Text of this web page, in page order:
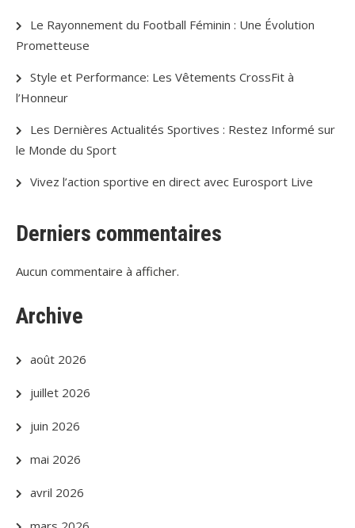
Le Rayonnement du Football Féminin : Une Évolution
Prometteuse
Style et Performance: Les Vêtements CrossFit à
l’Honneur
Les Dernières Actualités Sportives : Restez Informé sur
le Monde du Sport
Vivez l’action sportive en direct avec Eurosport Live
Derniers commentaires
Aucun commentaire à afficher.
Archive
août 2026
juillet 2026
juin 2026
mai 2026
avril 2026